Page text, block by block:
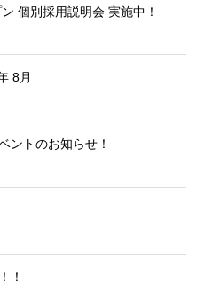
個別採用説明会 実施中！
8月
ントのお知らせ！
！